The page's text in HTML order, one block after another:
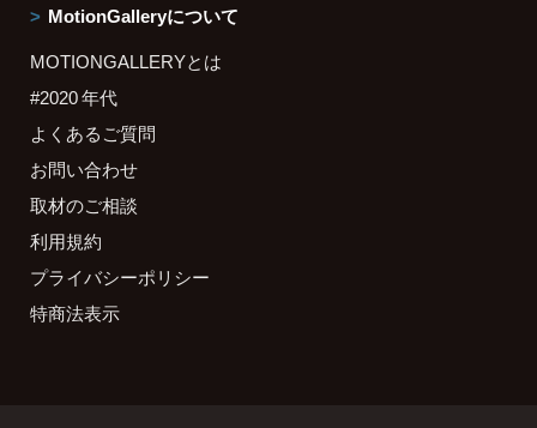
MotionGalleryについて
MOTIONGALLERYとは
#2020 年代
よくあるご質問
お問い合わせ
取材のご相談
利用規約
プライバシーポリシー
特商法表示